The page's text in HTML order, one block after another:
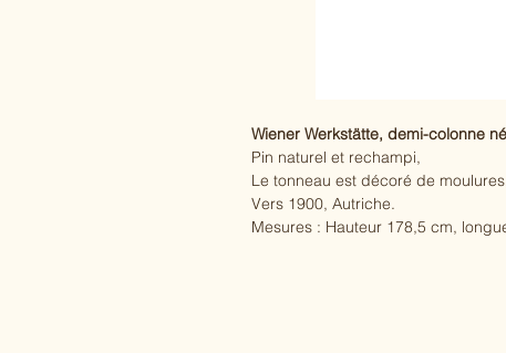
Wiener Werkstätte, demi-colonne
Pin naturel et rechampi,
Le tonneau est décoré de
Vers 1900, Autriche.
Mesures : Hauteur 178,5 cm,